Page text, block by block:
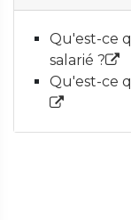
Qu'est-ce
salarié ?
Qu'est-ce